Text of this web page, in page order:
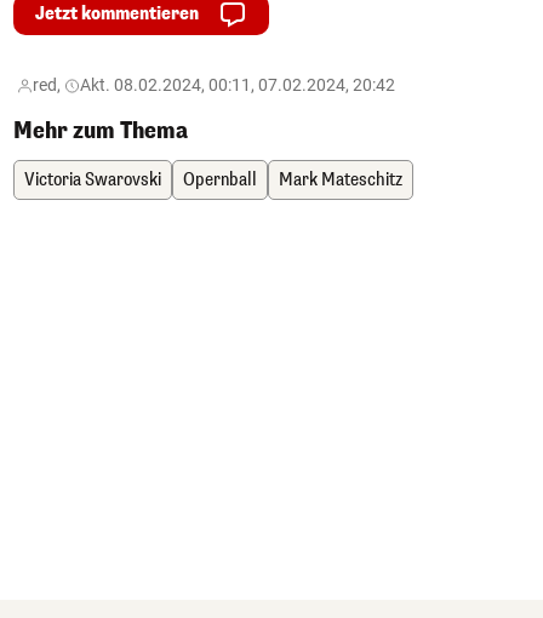
Jetzt kommentieren
red, Akt. 08.02.2024, 00:11, 07.02.2024, 20:42
Mehr zum Thema
Victoria Swarovski Opernball Mark Mateschitz